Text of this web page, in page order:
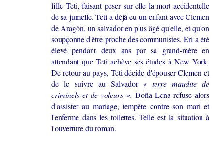
fille Teti, faisant peser sur elle la mort accidentelle
de sa jumelle. Teti a déjà eu un enfant avec Clemen
de Aragón, un salvadorien plus âgé qu'elle, et qu'on
soupçonne d'être proche des communistes. Eri a été
élevé pendant deux ans par sa grand-mère en
attendant que Teti achève ses études à New York.
De retour au pays, Teti décide d'épouser Clemen et
de le suivre au Salvador « terre maudite de
criminels et de voleurs ». Doña Lena refuse alors
d'assister au mariage, tempête contre son mari et
l'enferme dans les toilettes. Telle est la situation à
l'ouverture du roman.